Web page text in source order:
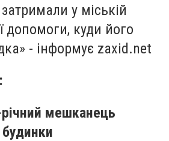
у міській
допомоги, куди його
- інформує zaxid.net
мешканець